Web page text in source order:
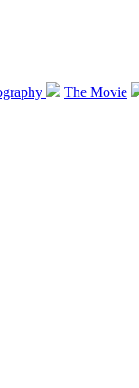
The Movie